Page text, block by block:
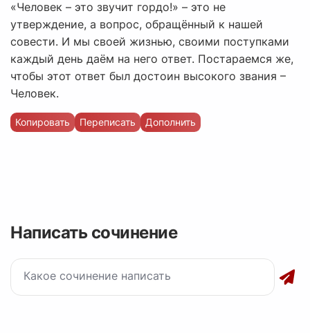
«Человек – это звучит гордо!» – это не
утверждение, а вопрос, обращённый к нашей
совести. И мы своей жизнью, своими поступками
каждый день даём на него ответ. Постараемся же,
чтобы этот ответ был достоин высокого звания –
Человек.
Копировать Переписать Дополнить
Написать сочинение